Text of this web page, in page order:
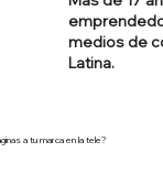
medios de
Latina.
a tu marca en la tele?